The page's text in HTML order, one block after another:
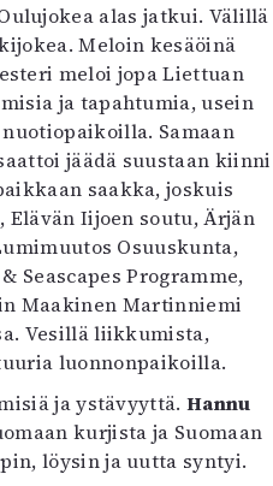
alas jatkui. Välillä
Meloin kesäöinä
meloi jopa Liettuan
ja tapahtumia, usein
Samaan
jäädä suustaan kiinni
saakka, joskuis
Iijoen soutu, Ärjän
Osuuskunta,
Seascapes Programme,
Maakinen Martinniemi
Vesillä liikkumista,
luonnonpaikoilla.
ja ystävyyttä.Hannu
kurjista ja Suomaan
löysin ja uutta syntyi.